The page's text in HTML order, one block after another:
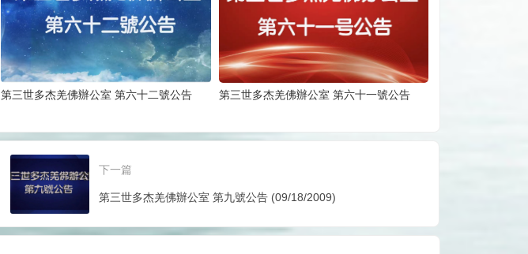
第三世多杰羌佛辦公室 第六十二號公告 第三世多杰羌佛辦公室 第六十一號公告
下一篇
第三世多杰羌佛辦公室 第九號公告 (09/18/2009)